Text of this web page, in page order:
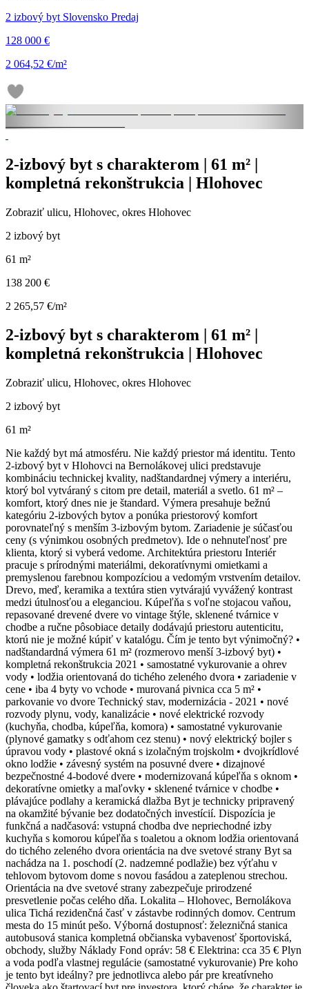
2 izbový byt Slovensko Predaj
128 000 €
2 064,52 €/m²
2-izbový byt s charakterom | 61 m² |
kompletná rekonštrukcia | Hlohovec
Zobraziť ulicu, Hlohovec, okres Hlohovec
2 izbový byt
61 m²
138 200 €
2 265,57 €/m²
2-izbový byt s charakterom | 61 m² |
kompletná rekonštrukcia | Hlohovec
Zobraziť ulicu, Hlohovec, okres Hlohovec
2 izbový byt
61 m²
Nie každý byt má atmosféru. Nie každý priestor má identitu. Tento
2-izbový byt v Hlohovci na Bernolákovej ulici predstavuje
kombináciu technickej kvality, nadštandardnej výmery a interiéru,
ktorý bol vytváraný s citom pre detail, materiál a svetlo. 61 m² –
komfort, ktorý dnes nie je štandard. Výmera presahuje bežnú
kategóriu 2-izbových bytov a ponúka priestorový komfort
porovnateľný s menším 3-izbovým bytom. Zariadenie je súčasťou
ceny (s výnimkou osobných predmetov). Ide o nehnuteľnosť pre
klienta, ktorý si vyberá vedome. Architektúra priestoru Interiér
pracuje s prírodnými materiálmi, dekoratívnymi omietkami a
premyslenou farebnou kompozíciou a vedomým vrstvením detailov.
Drevo, meď, keramika a textúra stien vytvárajú vyvážený kontrast
medzi útulnosťou a eleganciou. Kúpeľňa s voľne stojacou vaňou,
repasované drevené dvere vo vintage štýle, sklenené tvárnice v
chodbe a ručne pôsobiace detaily dodávajú priestoru autenticitu,
ktorú nie je možné kúpiť v katalógu. Čím je tento byt výnimočný? •
nadštandardná výmera 61 m² (rozmerovo menší 3-izbový byt) •
kompletná rekonštrukcia 2021 • samostatné vykurovanie a ohrev
vody • lodžia orientovaná do tichého zeleného dvora • zariadenie v
cene • iba 4 byty vo vchode • murovaná pivnica cca 5 m² •
parkovanie vo dvore Technický stav, modernizácia - 2021 • nové
rozvody plynu, vody, kanalizácie • nové elektrické rozvody
(kuchyňa, chodba, kúpeľňa, komora) • samostatné vykurovanie
(plynové gamatky s odťahom cez stenu) • nový elektrický bojler s
úpravou vody • plastové okná s izolačným trojskolm • dvojkrídlové
okno lodžie • závesný systém na posuvné dvere • dizajnové
bezpečnostné 4-bodové dvere • modernizovaná kúpeľňa s oknom •
dekoratívne omietky a maľovky • sklenené tvárnice v chodbe •
plávajúce podlahy a keramická dlažba Byt je technicky pripravený
na okamžité bývanie bez dodatočných investícií. Dispozícia je
funkčná a nadčasová: vstupná chodba dve nepriechodné izby
kuchyňa s komorou kúpeľňa s toaletou a oknom lodžia orientovaná
do tichého zeleného dvora orientácia na dve svetové strany Byt sa
nachádza na 1. poschodí (2. nadzemné podlažie) bez výťahu v
tehlovom bytovom dome s novou fasádou a zateplenou strechou.
Orientácia na dve svetové strany zabezpečuje prirodzené
presvetlenie počas celého dňa. Lokalita – Hlohovec, Bernolákova
ulica Tichá rezidenčná časť v zástavbe rodinných domov. Centrum
mesta do 15 minút pešo. Výborná dostupnosť: železničná stanica
autobusová stanica kompletná občianska vybavenosť športoviská,
obchody, služby Náklady Fond opráv: 58 € Elektrina: cca 35 € Plyn
a voda podľa vlastnej regulácie (samostatné vykurovanie) Pre koho
je tento byt ideálny? pre jednotlivca alebo pár pre kreatívneho